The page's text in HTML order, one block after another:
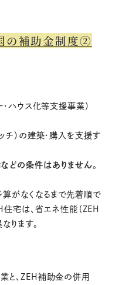
の補助金制度➁
・ハウス化等支援事業）
）の建築・購入を支援す
どの条件はありません。
算がなくなるまで先着順で
宅は、省エネ性能（ZEH
ります。
と、ZEH補助金の併用